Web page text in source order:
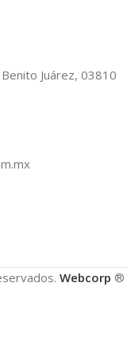
Juárez, 03810
Webcorp ®